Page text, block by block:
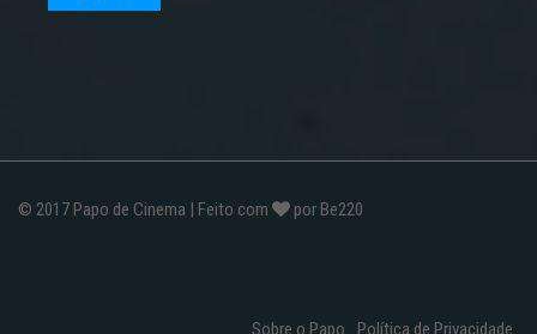
© 2017 Papo de Cinema | Feito com por Be220
Sobre o Papo Política de Privacidade